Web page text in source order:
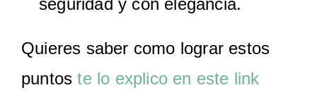
seguridad y con elegancia.
Quieres saber como lograr estos
puntoste lo explico en este link